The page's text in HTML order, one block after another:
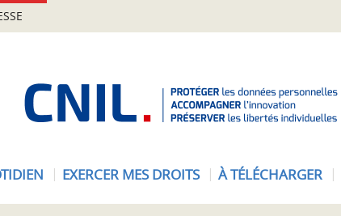
EXERCER MES DROITS À TÉLÉCHARGER